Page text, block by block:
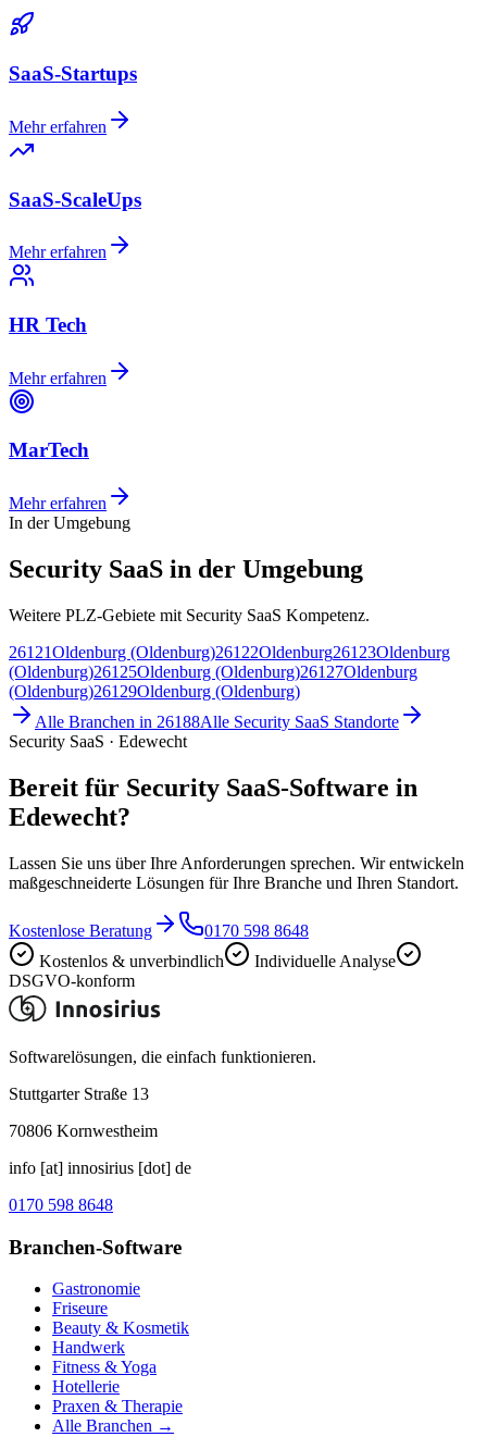
SaaS-Startups
Mehr erfahren
SaaS-ScaleUps
Mehr erfahren
HR Tech
Mehr erfahren
MarTech
Mehr erfahren
In der Umgebung
Security SaaS in der Umgebung
Weitere PLZ-Gebiete mit Security SaaS Kompetenz.
26121Oldenburg (Oldenburg)26122Oldenburg26123Oldenburg
(Oldenburg)26125Oldenburg (Oldenburg)26127Oldenburg
(Oldenburg)26129Oldenburg (Oldenburg)
Alle Branchen in 26188Alle Security SaaS Standorte
Security SaaS · Edewecht
Bereit für Security SaaS-Software in
Edewecht?
Lassen Sie uns über Ihre Anforderungen sprechen. Wir entwickeln
maßgeschneiderte Lösungen für Ihre Branche und Ihren Standort.
Kostenlose Beratung
0170 598 8648
Kostenlos & unverbindlich
Individuelle Analyse
DSGVO-konform
Softwarelösungen, die einfach funktionieren.
Stuttgarter Straße 13
70806 Kornwestheim
info [at] innosirius [dot] de
0170 598 8648
Branchen-Software
Gastronomie
Friseure
Beauty & Kosmetik
Handwerk
Fitness & Yoga
Hotellerie
Praxen & Therapie
Alle Branchen →